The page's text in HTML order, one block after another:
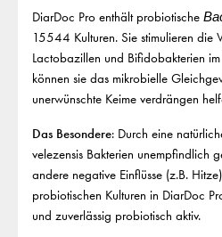
DiarDoc Pro enthält probiotische
15544 Kulturen. Sie stimulieren die
Lactobazillen und Bifidobakterien
können sie das mikrobielle
unerwünschte Keime verdrängen
Das Besondere: Durch eine
velezensis Bakterien unempfindlich
andere negative Einflüsse (z.B.
probiotischen Kulturen in DiarDoc
und zuverlässig probiotisch aktiv.